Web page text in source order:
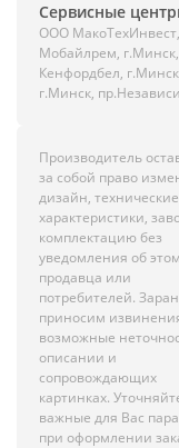
Сервисные
ООО
Мобайлрем,
Кенфордбел,
г.Минск,
Производитель
за собой право
дизайн, технические
характеристики,
комплектацию без
уведомления об этом
продавца или
потребителей.
приносим
возможные
описании и
сопровождающих
картинках.
важные для Вас
при оформлении